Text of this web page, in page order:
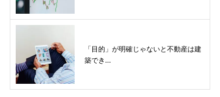
「目的」が明確じゃないと不動産は建
築でき...